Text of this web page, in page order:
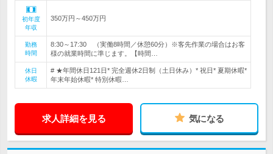
初年度
年収
350万円～450万円
勤務
時間
8:30～17:30 （実働8時間／休憩60分）※客先作業の場合はお客
様の就業時間に準じます。【時間…
休日
休暇
# ★年間休日121日* 完全週休2日制（土日休み）* 祝日* 夏期休暇*
年末年始休暇* 特別休暇…
求人詳細を見る 気になる